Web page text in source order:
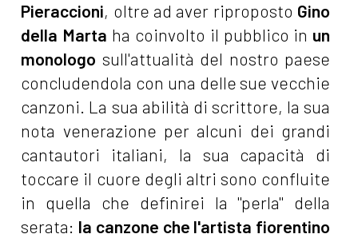
Pieraccioni, oltre ad aver riproposto Gino
della Marta ha coinvolto il pubblico in un
monologo sull'attualità del nostro paese
concludendola con una delle sue vecchie
canzoni. La sua abilità di scrittore, la sua
nota venerazione per alcuni dei grandi
cantautori italiani, la sua capacità di
toccare il cuore degli altri sono confluite
in quella che definirei la "perla" della
serata: la canzone che l'artista fiorentino